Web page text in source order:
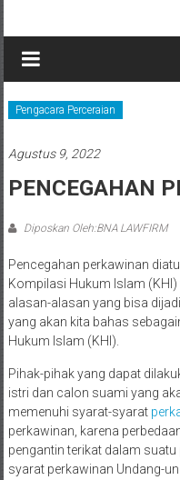
BNA
LAWFIRM
KANTOR
PENGACARA
DAN
Pengacara Perceraian
Agustus 9, 2022
PENCEGAHAN
Diposkan Oleh:BNA LAWFIRM
Pencegahan perkawinan
Kompilasi Hukum Islam
alasan-alasan yang bisa
yang akan kita bahas
Hukum Islam (KHI).
Pihak-pihak yang dapat
istri dan calon suami yang
memenuhi syarat-syarat
perkawinan, karena
pengantin terikat dalam
syarat perkawinan Undang-